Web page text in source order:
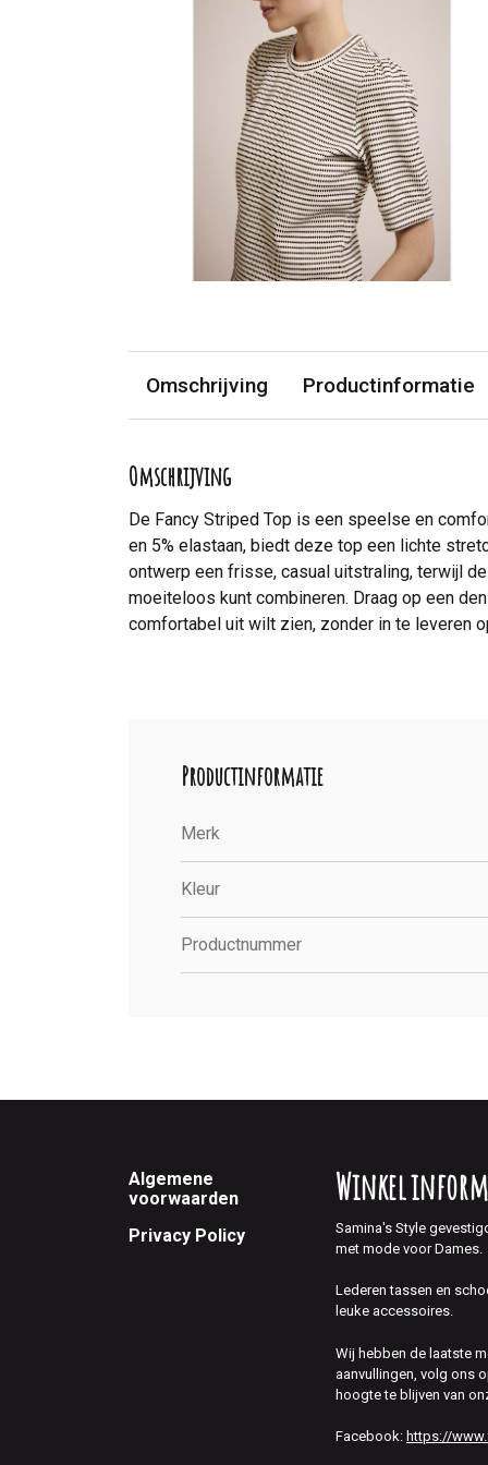
Omschrijving Productinformatie
Omschrijving
De Fancy Striped Top is een speelse en
en 5% elastaan, biedt deze top een lichte
ontwerp een frisse, casual uitstraling, terwijl
moeiteloos kunt combineren. Draag op een
comfortabel uit wilt zien, zonder in te leveren
Productinformatie
Merk
Kleur
Productnummer
Footer
Algemene
voorwaarden
Privacy Policy
Winkel
Samina's Style
met mode voor Dames.
Lederen tassen en
leuke accessoires.
Wij hebben de laatste
aanvullingen, volg ons
hoogte te blijven van
Facebook: https://